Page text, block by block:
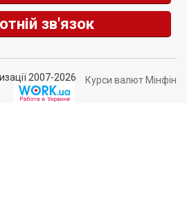
зв'язок
2007-2026 Курси валют Мінфін